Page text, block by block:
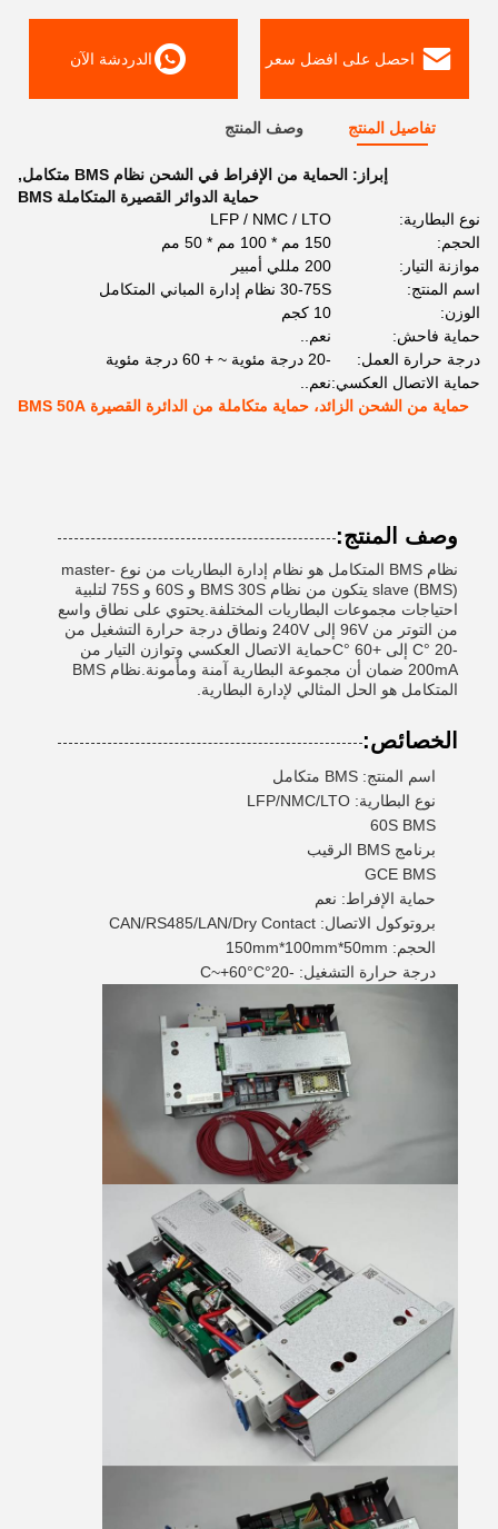
احصل على افضل سعر الدردشة الآن
تفاصيل المنتج وصف المنتج
إبراز: الحماية من الإفراط في الشحن نظام BMS متكامل
,
حماية الدوائر القصيرة المتكاملة BMS
نوع البطارية:
LFP / NMC / LTO
الحجم:
150 مم * 100 مم * 50 مم
موازنة التيار:
200 مللي أمبير
اسم المنتج:
30-75S نظام إدارة المباني المتكامل
الوزن:
10 كجم
حماية فاحش:
نعم..
درجة حرارة العمل:
-20 درجة مئوية ~ + 60 درجة مئوية
حماية الاتصال العكسي:نعم..
حماية من الشحن الزائد، حماية متكاملة من الدائرة القصيرة BMS 50A
وصف المنتج:
نظام BMS المتكامل هو نظام إدارة البطاريات من نوع master-
slave (BMS) يتكون من نظام BMS 30S و 60S و 75S لتلبية
احتياجات مجموعات البطاريات المختلفة.يحتوي على نطاق واسع
من التوتر من 96V إلى 240V ونطاق درجة حرارة التشغيل من
-20 °C إلى +60 °Cحماية الاتصال العكسي وتوازن التيار من
200mA ضمان أن مجموعة البطارية آمنة ومأمونة.نظام BMS
المتكامل هو الحل المثالي لإدارة البطارية.
الخصائص:
اسم المنتج: BMS متكامل
نوع البطارية: LFP/NMC/LTO
60S BMS
برنامج BMS الرقيب
GCE BMS
حماية الإفراط: نعم
بروتوكول الاتصال: CAN/RS485/LAN/Dry Contact
الحجم: 150mm*100mm*50mm
درجة حرارة التشغيل: -20°C~+60°C